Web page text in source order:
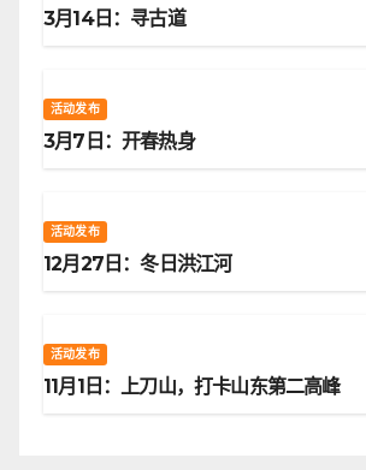
3月14日：寻古道
活动发布
3月7日：开春热身
活动发布
12月27日：冬日洪江河
活动发布
11月1日：上刀山，打卡山东第二高峰